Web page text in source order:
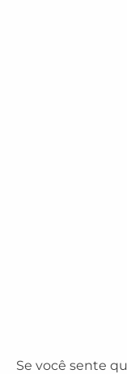
Se você sente